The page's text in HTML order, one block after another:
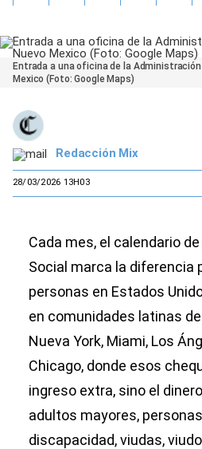
Entrada a una oficina de la Administración
Mexico (Foto: Google Maps)
Redacción Mix
28/03/2026 13H03
Cada mes, el calendario
Social marca la diferencia
personas en Estados
en comunidades latinas
Nueva York, Miami, Los
Chicago, donde esos
ingreso extra, sino el
adultos mayores,
discapacidad, viudas,